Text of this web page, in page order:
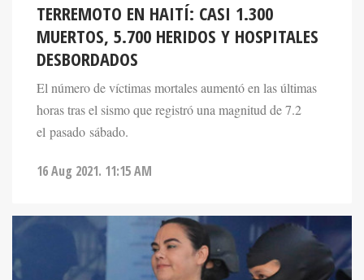
TERREMOTO EN HAITÍ: CASI 1.300
MUERTOS, 5.700 HERIDOS Y HOSPITALES
DESBORDADOS
El número de víctimas mortales aumentó en las últimas
horas tras el sismo que registró una magnitud de 7.2
el pasado sábado.
16 Aug 2021. 11:15 AM